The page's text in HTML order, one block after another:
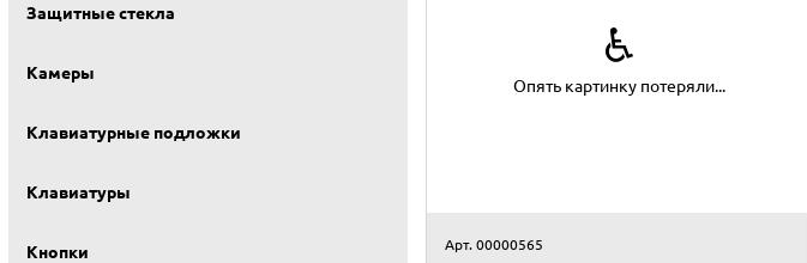
Защитные стекла
Камеры
Клавиатурные подложки
Клавиатуры
Кнопки
♿
Опять картинку потеряли...
Арт. 00000565